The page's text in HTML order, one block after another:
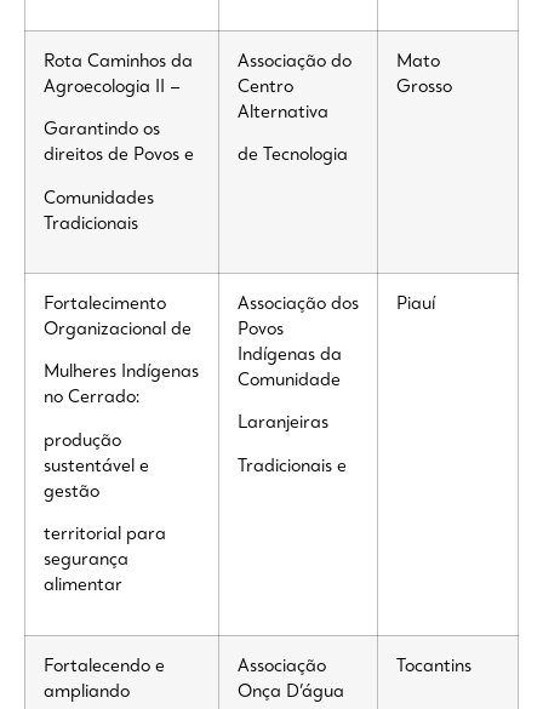
Rota Caminhos da
Agroecologia II –
Garantindo os
direitos de Povos e
Comunidades
Tradicionais
Associação do
Centro
Alternativa
de Tecnologia
Mato
Grosso
Fortalecimento
Organizacional de
Mulheres Indígenas
no Cerrado:
produção
sustentável e
gestão
territorial para
segurança
alimentar
Associação dos
Povos
Indígenas da
Comunidade
Laranjeiras
Tradicionais e
Piauí
Fortalecendo e
ampliando
Associação
Onça D’água
Tocantins